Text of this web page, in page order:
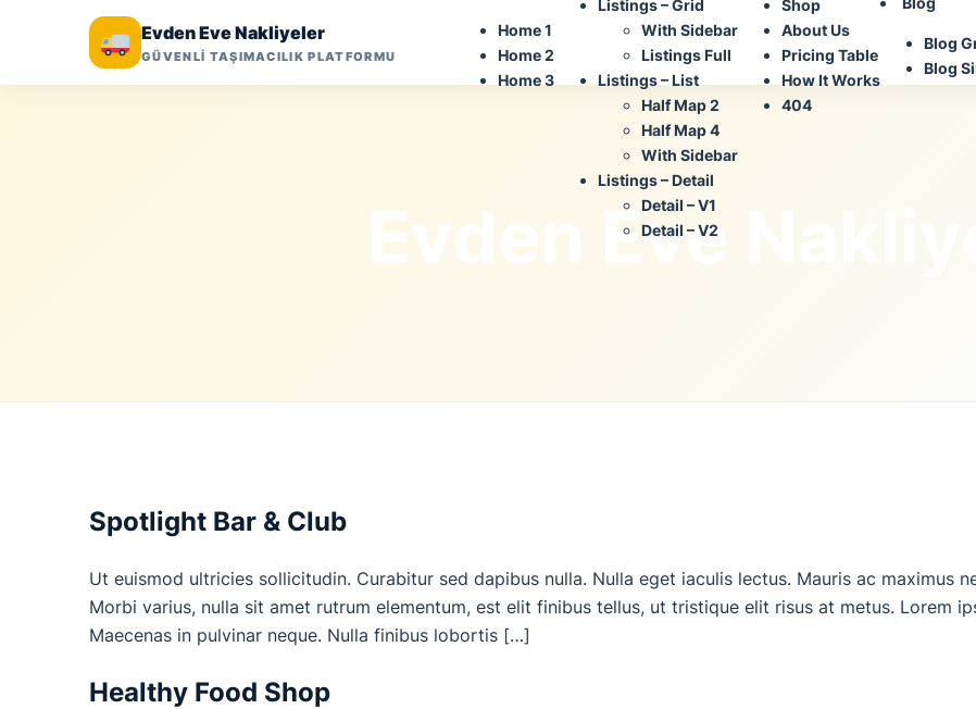
Evden Eve Nakliyeler
GÜVENLİ TAŞIMACILIK PLATFORMU
Home 1
Home 2
Home 3
Listings – Grid
With Sidebar
Listings Full
Listings – List
Half Map 2
Half Map 4
With Sidebar
Listings – Detail
Detail – V1
Detail – V2
Shop
About Us
Pricing Table
How It Works
404
Blog
Blog
Evden Eve
Spotlight Bar & Club
Ut euismod ultricies sollicitudin. Curabitur sed dapibus nulla. Nulla eget iaculis lectus. Mauris ac maximus
Morbi varius, nulla sit amet rutrum elementum, est elit finibus tellus, ut tristique elit risus at metus. Lorem
Maecenas in pulvinar neque. Nulla finibus lobortis […]
Healthy Food Shop